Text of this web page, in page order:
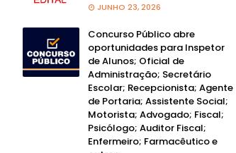
JUNHO 23, 2026
Concurso Público abre
oportunidades para Inspetor
de Alunos; Oficial de
Administração; Secretário
Escolar; Recepcionista; Agente
de Portaria; Assistente Social;
Motorista; Advogado; Fiscal;
Psicólogo; Auditor Fiscal;
Enfermeiro; Farmacêutico e